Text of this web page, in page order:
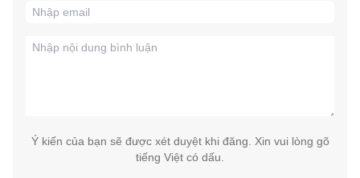
Ý kiến của bạn sẽ được xét duyệt khi đăng. Xin vui lòng gõ
tiếng Việt có dấu.